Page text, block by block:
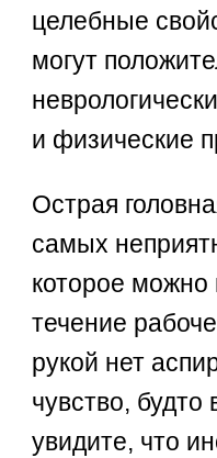
целебные
могут
и физические
Острая
самых
которое можно
течение
рукой нет
чувство,
увидите, что